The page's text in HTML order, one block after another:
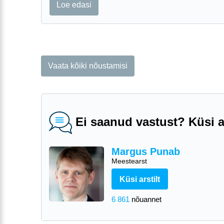
Loe edasi
Vaata kõiki nõustamisi
Ei saanud vastust? Küsi
Margus Punab
Meestearst
Küsi arstilt
6 861 nõuannet